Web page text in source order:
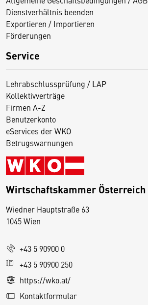
Dienstverhältnis beenden
Exportieren / Importieren
Förderungen
Service
Lehrabschlussprüfung / LAP
Kollektivverträge
Firmen A-Z
Benutzerkonto
eServices der WKO
Betrugswarnungen
Wirtschaftskammer Österreich
Wiedner Hauptstraße 63
1045 Wien
+43 5 90900 0
+43 5 90900 250
https://wko.at/
Kontaktformular
D
s
e
S
e